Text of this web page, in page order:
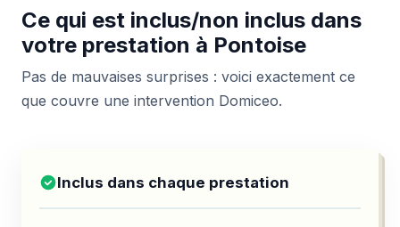
Ce qui est inclus/non inclus dans
votre prestation à Pontoise
Pas de mauvaises surprises : voici exactement ce
que couvre une intervention Domiceo.
Inclus dans chaque prestation